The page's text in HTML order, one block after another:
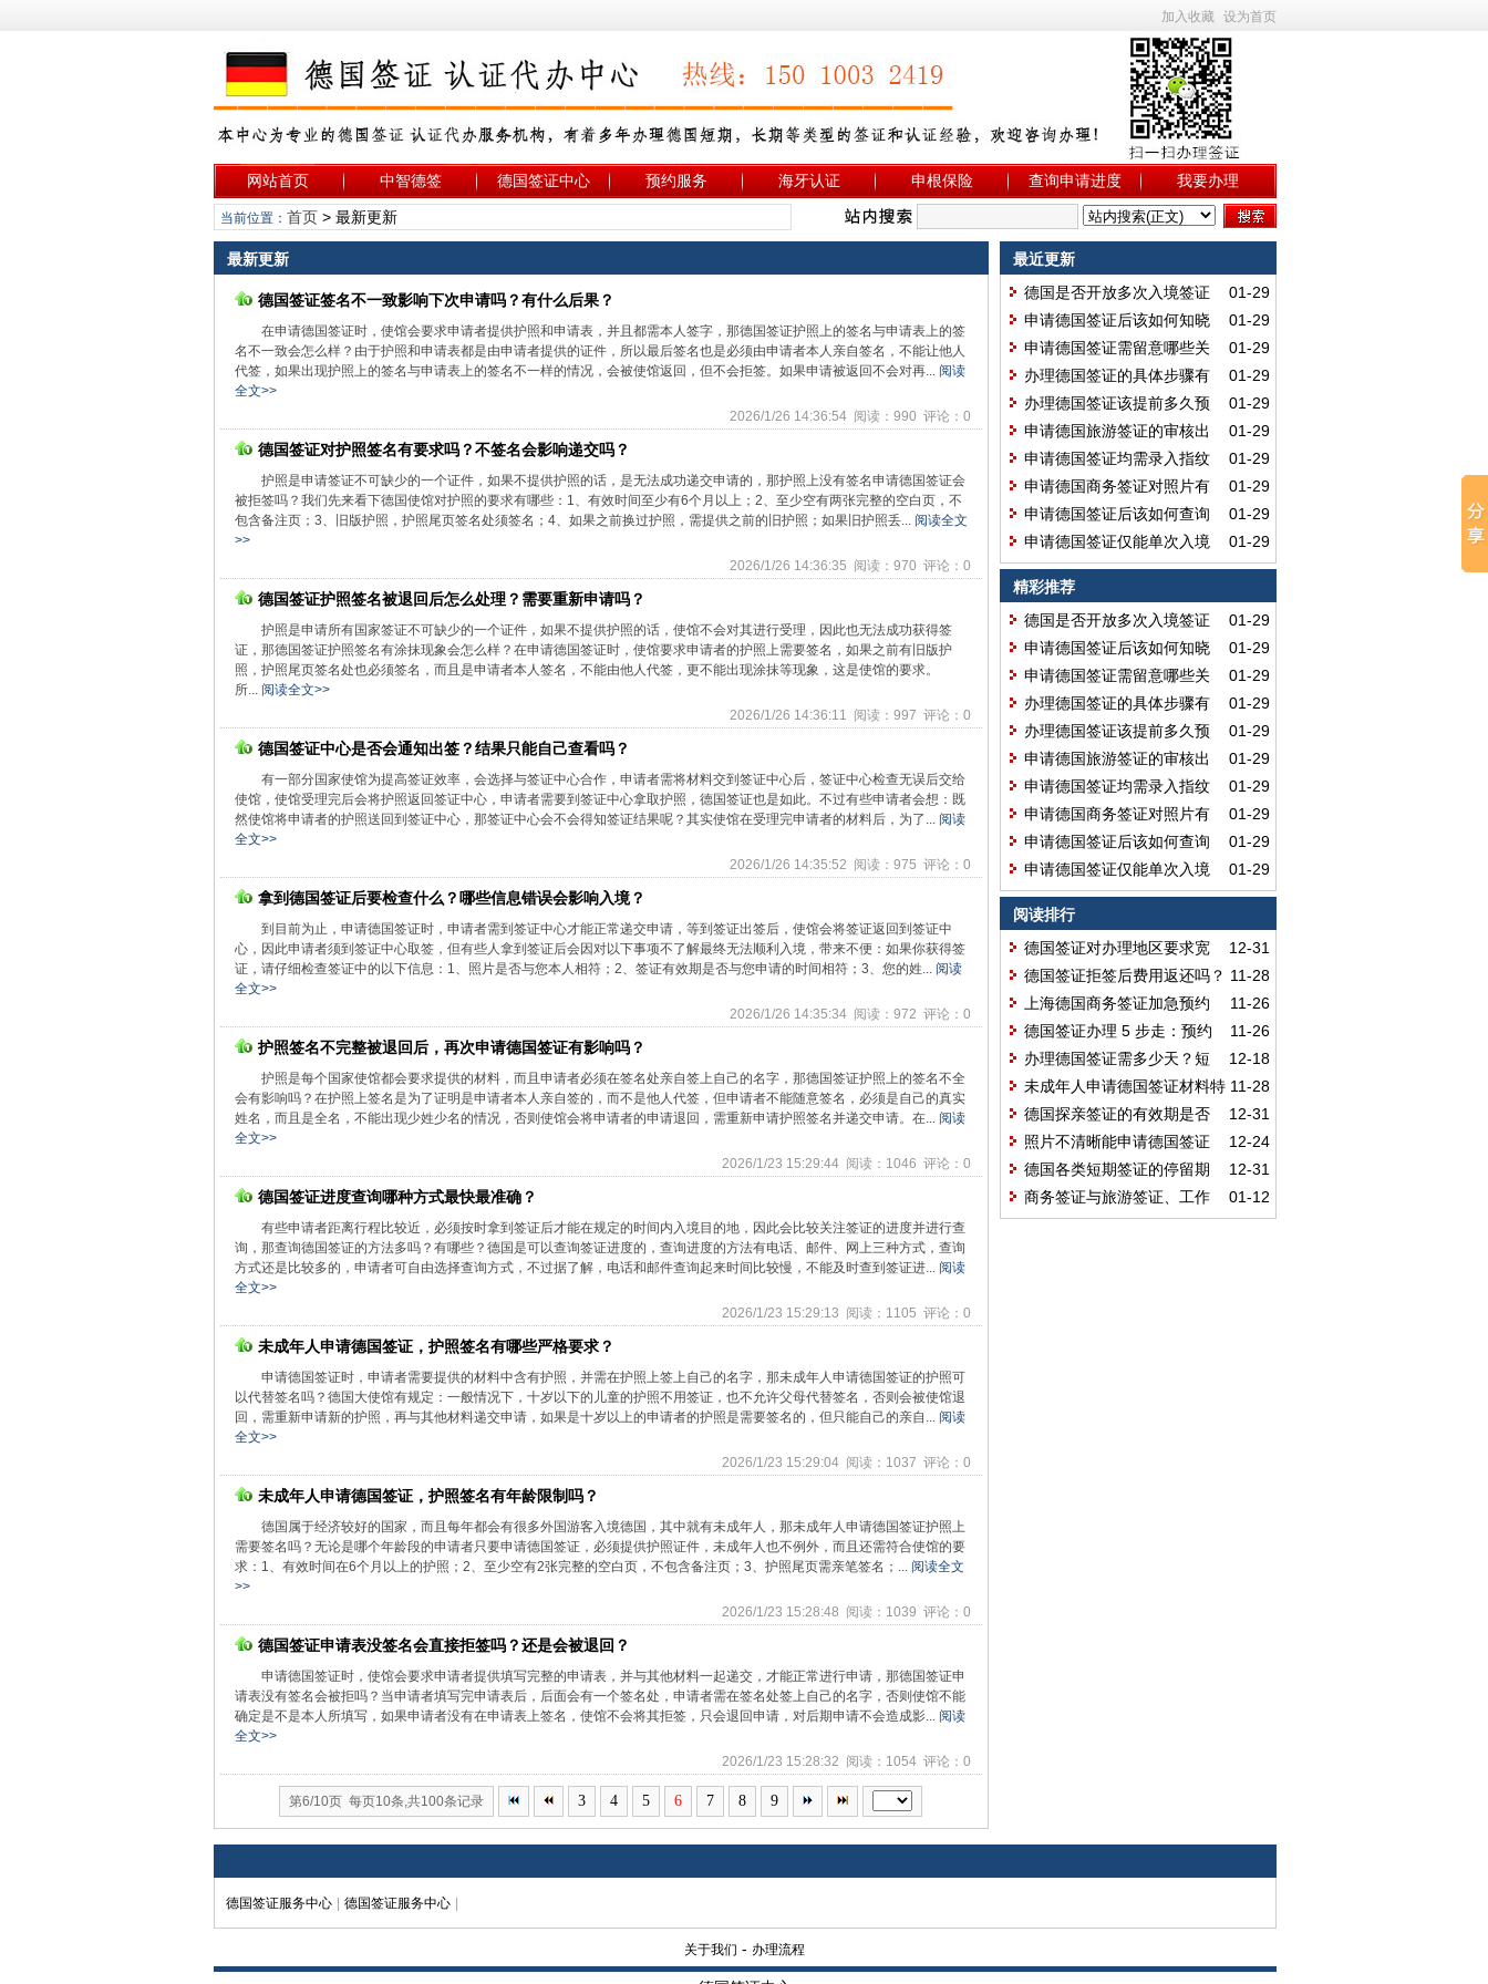
加入收藏 设为首页
网站首页 中智德签 德国签证中心 预约服务 海牙认证 申根保险 查询申请进度 我要办理
当前位置： 首页> 最新更新
最新更新
德国签证签名不一致影响下次申请吗？有什么后果？
在申请德国签证时，使馆会要求申请者提供护照和申请表，并且都需本人签字，那德国签证护照上的签名与申请表上的签
名不一致会怎么样？由于护照和申请表都是由申请者提供的证件，所以最后签名也是必须由申请者本人亲自签名，不能让他人
代签，如果出现护照上的签名与申请表上的签名不一样的情况，会被使馆返回，但不会拒签。如果申请被返回不会对再... 阅读
全文>>
2026/1/26 14:36:54 阅读：990 评论：0
德国签证对护照签名有要求吗？不签名会影响递交吗？
护照是申请签证不可缺少的一个证件，如果不提供护照的话，是无法成功递交申请的，那护照上没有签名申请德国签证会
被拒签吗？我们先来看下德国使馆对护照的要求有哪些：1、有效时间至少有6个月以上；2、至少空有两张完整的空白页，不
包含备注页；3、旧版护照，护照尾页签名处须签名；4、如果之前换过护照，需提供之前的旧护照；如果旧护照丢... 阅读全文
>>
2026/1/26 14:36:35 阅读：970 评论：0
德国签证护照签名被退回后怎么处理？需要重新申请吗？
护照是申请所有国家签证不可缺少的一个证件，如果不提供护照的话，使馆不会对其进行受理，因此也无法成功获得签
证，那德国签证护照签名有涂抹现象会怎么样？在申请德国签证时，使馆要求申请者的护照上需要签名，如果之前有旧版护
照，护照尾页签名处也必须签名，而且是申请者本人签名，不能由他人代签，更不能出现涂抹等现象，这是使馆的要求。
所... 阅读全文>>
2026/1/26 14:36:11 阅读：997 评论：0
德国签证中心是否会通知出签？结果只能自己查看吗？
有一部分国家使馆为提高签证效率，会选择与签证中心合作，申请者需将材料交到签证中心后，签证中心检查无误后交给
使馆，使馆受理完后会将护照返回签证中心，申请者需要到签证中心拿取护照，德国签证也是如此。不过有些申请者会想：既
然使馆将申请者的护照送回到签证中心，那签证中心会不会得知签证结果呢？其实使馆在受理完申请者的材料后，为了... 阅读
全文>>
2026/1/26 14:35:52 阅读：975 评论：0
拿到德国签证后要检查什么？哪些信息错误会影响入境？
到目前为止，申请德国签证时，申请者需到签证中心才能正常递交申请，等到签证出签后，使馆会将签证返回到签证中
心，因此申请者须到签证中心取签，但有些人拿到签证后会因对以下事项不了解最终无法顺利入境，带来不便：如果你获得签
证，请仔细检查签证中的以下信息：1、照片是否与您本人相符；2、签证有效期是否与您申请的时间相符；3、您的姓... 阅读
全文>>
2026/1/26 14:35:34 阅读：972 评论：0
护照签名不完整被退回后，再次申请德国签证有影响吗？
护照是每个国家使馆都会要求提供的材料，而且申请者必须在签名处亲自签上自己的名字，那德国签证护照上的签名不全
会有影响吗？在护照上签名是为了证明是申请者本人亲自签的，而不是他人代签，但申请者不能随意签名，必须是自己的真实
姓名，而且是全名，不能出现少姓少名的情况，否则使馆会将申请者的申请退回，需重新申请护照签名并递交申请。在... 阅读
全文>>
2026/1/23 15:29:44 阅读：1046 评论：0
德国签证进度查询哪种方式最快最准确？
有些申请者距离行程比较近，必须按时拿到签证后才能在规定的时间内入境目的地，因此会比较关注签证的进度并进行查
询，那查询德国签证的方法多吗？有哪些？德国是可以查询签证进度的，查询进度的方法有电话、邮件、网上三种方式，查询
方式还是比较多的，申请者可自由选择查询方式，不过据了解，电话和邮件查询起来时间比较慢，不能及时查到签证进... 阅读
全文>>
2026/1/23 15:29:13 阅读：1105 评论：0
未成年人申请德国签证，护照签名有哪些严格要求？
申请德国签证时，申请者需要提供的材料中含有护照，并需在护照上签上自己的名字，那未成年人申请德国签证的护照可
以代替签名吗？德国大使馆有规定：一般情况下，十岁以下的儿童的护照不用签证，也不允许父母代替签名，否则会被使馆退
回，需重新申请新的护照，再与其他材料递交申请，如果是十岁以上的申请者的护照是需要签名的，但只能自己的亲自... 阅读
全文>>
2026/1/23 15:29:04 阅读：1037 评论：0
未成年人申请德国签证，护照签名有年龄限制吗？
德国属于经济较好的国家，而且每年都会有很多外国游客入境德国，其中就有未成年人，那未成年人申请德国签证护照上
需要签名吗？无论是哪个年龄段的申请者只要申请德国签证，必须提供护照证件，未成年人也不例外，而且还需符合使馆的要
求：1、有效时间在6个月以上的护照；2、至少空有2张完整的空白页，不包含备注页；3、护照尾页需亲笔签名；... 阅读全文
>>
2026/1/23 15:28:48 阅读：1039 评论：0
德国签证申请表没签名会直接拒签吗？还是会被退回？
申请德国签证时，使馆会要求申请者提供填写完整的申请表，并与其他材料一起递交，才能正常进行申请，那德国签证申
请表没有签名会被拒吗？当申请者填写完申请表后，后面会有一个签名处，申请者需在签名处签上自己的名字，否则使馆不能
确定是不是本人所填写，如果申请者没有在申请表上签名，使馆不会将其拒签，只会退回申请，对后期申请不会造成影... 阅读
全文>>
2026/1/23 15:28:32 阅读：1054 评论：0
第6/10页 每页10条,共100条记录 3 4 5 6 7 8 9
最近更新
01-29
德国是否开放多次入境签证
办理？哪些申请者可申请该类型签
证？
01-29
申请德国签证后该如何知晓
办理进度？何时查询能得到有效结
果？
01-29
申请德国签证需留意哪些关
键事项？哪些细节会影响出签结
果？
01-29
办理德国签证的具体步骤有
哪些？首次申请该按什么流程操
作？
01-29
办理德国签证该提前多久预
约？预约的时间上限是多少呢？01-29
申请德国旅游签证的审核出
签需要多久？最迟多久能拿到签
证？
01-29
申请德国签证均需录入指纹
吗？满足哪些条件可免除指纹采
集？
01-29
申请德国商务签证对照片有
哪些要求？需满足哪些硬性规范？
01-29
申请德国签证后该如何查询
办理进度？有哪些实用的查询方
式？
01-29
申请德国签证仅能单次入境
吗？哪类签证可申请多次入境？
精彩推荐
01-29
德国是否开放多次入境签证
办理？哪些申请者可申请该类型签
证？
01-29
申请德国签证后该如何知晓
办理进度？何时查询能得到有效结
果？
01-29
申请德国签证需留意哪些关
键事项？哪些细节会影响出签结
果？
01-29
办理德国签证的具体步骤有
哪些？首次申请该按什么流程操
作？
01-29
办理德国签证该提前多久预
约？预约的时间上限是多少呢？01-29
申请德国旅游签证的审核出
签需要多久？最迟多久能拿到签
证？
01-29
申请德国签证均需录入指纹
吗？满足哪些条件可免除指纹采
集？
01-29
申请德国商务签证对照片有
哪些要求？需满足哪些硬性规范？
01-29
申请德国签证后该如何查询
办理进度？有哪些实用的查询方
式？
01-29
申请德国签证仅能单次入境
吗？哪类签证可申请多次入境？
阅读排行
12-31
德国签证对办理地区要求宽
松吗？领区划分影响申请吗？ 11-28
德国签证拒签后费用返还吗？
无退费政策，材料合规是出签关键
11-26
上海德国商务签证加急预约
11-26
德国签证办理 5 步走：预约
递交材料、录指纹缴费及领证方式
12-18
办理德国签证需多少天？短
期签证快速办理仅需 3 天吗？11-28
未成年人申请德国签证材料特
殊吗？需公证认证出生证明 + 同意
声明
12-31
德国探亲签证的有效期是否
固定，由什么因素决定？
12-24
照片不清晰能申请德国签证
吗？属质量不合格会被拒受理或拒
签？
12-31
德国各类短期签证的停留期
统一上限及审批规则是什么？
01-12
商务签证与旅游签证、工作
签证有什么区别？
德国签证服务中心 德国签证服务中心
关于我们 - 办理流程